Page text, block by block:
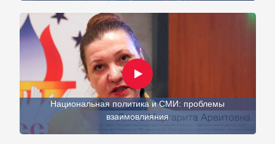
Национальная политика и СМИ: проблемы
взаимовлияния